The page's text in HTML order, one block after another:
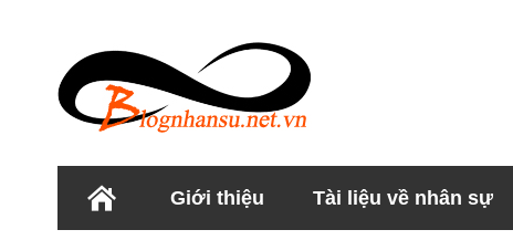
Giới thiệu Tài liệu về nhân sự